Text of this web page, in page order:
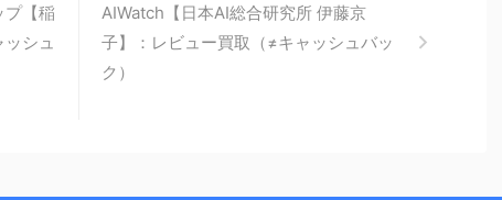
プ【稲
シュ
AIWatch【日本AI総合研究所 伊藤京
子】：レビュー買取（≠キャッシュバッ
ク）